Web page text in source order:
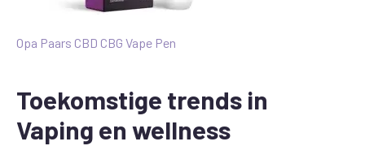
Opa Paars CBD CBG Vape Pen
Toekomstige trends in
Vaping en wellness